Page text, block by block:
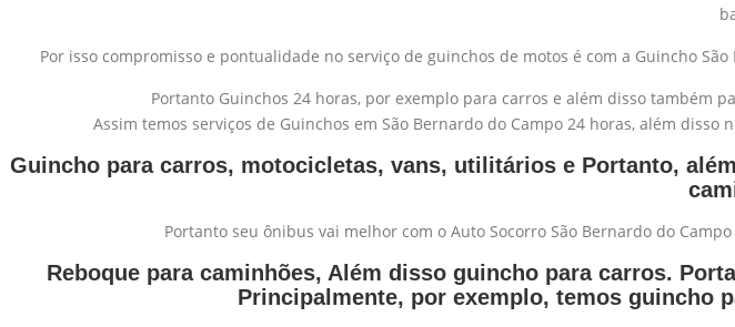
Por isso compromisso e pontualidade no serviço de guinchos de motos é com a Guincho
Portanto Guinchos 24 horas, por exemplo para carros e além disso também
Assim temos serviços de Guinchos em São Bernardo do Campo 24 horas, além
Guincho para carros, motocicletas, vans, utilitários e Portanto,
Portanto seu ônibus vai melhor com o Auto Socorro São Bernardo do
Reboque para caminhões, Além disso guincho para carros.
Principalmente, por exemplo, temos guincho